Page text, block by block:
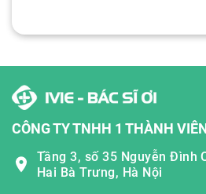
CÔNG TY TNHH 1 THÀNH
Tầng 3, số 35 Nguyễn Đình
Hai Bà Trưng, Hà Nội